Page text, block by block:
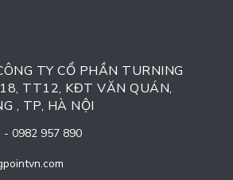
TY CỔ PHẦN TURNING
TT12, KĐT VĂN QUÁN,
, TP, HÀ NỘI
- 0982 957 890